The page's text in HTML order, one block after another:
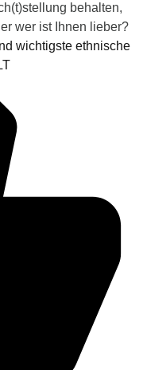
behalten,
wer ist Ihnen lieber?
wichtigste ethnische